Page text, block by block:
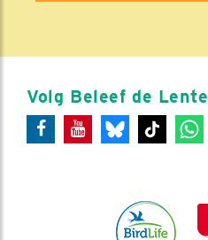
Volg Beleef de Lente